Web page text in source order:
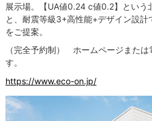
展示場。【UA値0.24 c値0.2】という
と、耐震等級3+高性能+デザイン設計
をご提案。
（完全予約制） ホームページまたは
す。
https://www.eco-on.jp/